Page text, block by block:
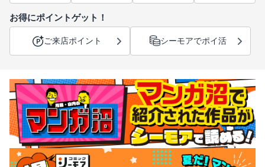
お得にポイントゲット！
ご来店ポイント シーモアでポイ活